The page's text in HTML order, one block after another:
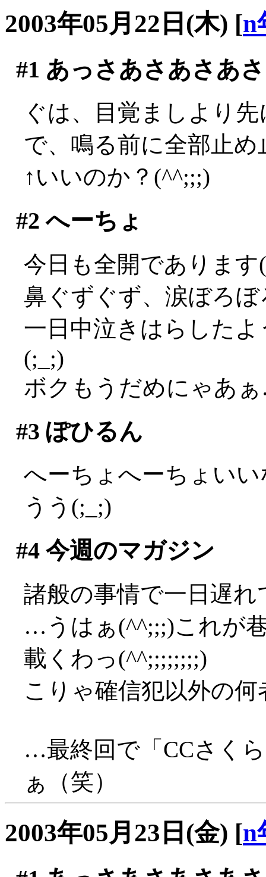
2003年05月22日(木) [n
#1 あっさあさあさあ
ぐは、目覚ましより
で、鳴る前に全部止
↑いいのか？(^^;;;)
#2 へーちょ
今日も全開であります
鼻ぐずぐず、涙ぼろ
一日中泣きはらした
(;_;)
ボクもうだめにゃあ
#3 ぽひるん
へーちょへーちょい
うう(;_;)
#4今週のマガジン
諸般の事情で一日遅
…うはぁ(^^;;;)これが
載くわっ(^^;;;;;;;;)
こりゃ確信犯以外の
…最終回で「CCさく
ぁ（笑）
2003年05月23日(金) [n